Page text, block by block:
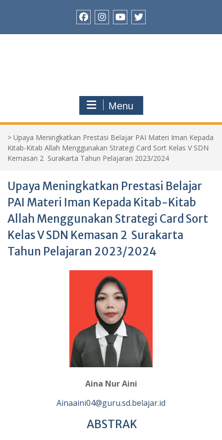
Menu
> Upaya Meningkatkan Prestasi Belajar PAI Materi Iman Kepada
Kitab-Kitab Allah Menggunakan Strategi Card Sort Kelas V SDN
Kemasan 2 Surakarta Tahun Pelajaran 2023/2024
Upaya Meningkatkan Prestasi Belajar
PAI Materi Iman Kepada Kitab-Kitab
Allah Menggunakan Strategi Card Sort
Kelas V SDN Kemasan 2 Surakarta
Tahun Pelajaran 2023/2024
Aina Nur Aini
Ainaaini04@guru.sd.belajar.id
ABSTRAK